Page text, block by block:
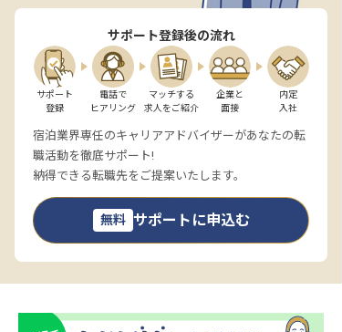
サポート登録後の流れ
サポート
登録
電話で
ヒアリング
マッチする
求人をご紹介
企業と
面接
内定
入社
宿泊業界専任のキャリアアドバイザーがあなたの転
職活動を徹底サポート!
納得できる転職先をご提案いたします。
無料 サポートに申込む